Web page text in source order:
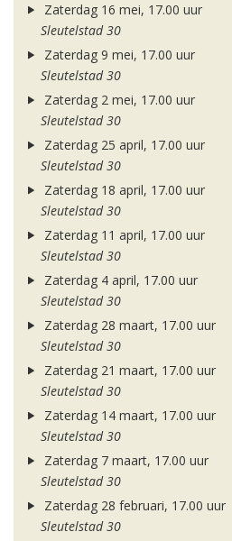
Zaterdag 16 mei, 17.00 uur
Sleutelstad 30
Zaterdag 9 mei, 17.00 uur
Sleutelstad 30
Zaterdag 2 mei, 17.00 uur
Sleutelstad 30
Zaterdag 25 april, 17.00 uur
Sleutelstad 30
Zaterdag 18 april, 17.00 uur
Sleutelstad 30
Zaterdag 11 april, 17.00 uur
Sleutelstad 30
Zaterdag 4 april, 17.00 uur
Sleutelstad 30
Zaterdag 28 maart, 17.00 uur
Sleutelstad 30
Zaterdag 21 maart, 17.00 uur
Sleutelstad 30
Zaterdag 14 maart, 17.00 uur
Sleutelstad 30
Zaterdag 7 maart, 17.00 uur
Sleutelstad 30
Zaterdag 28 februari, 17.00 uur
Sleutelstad 30